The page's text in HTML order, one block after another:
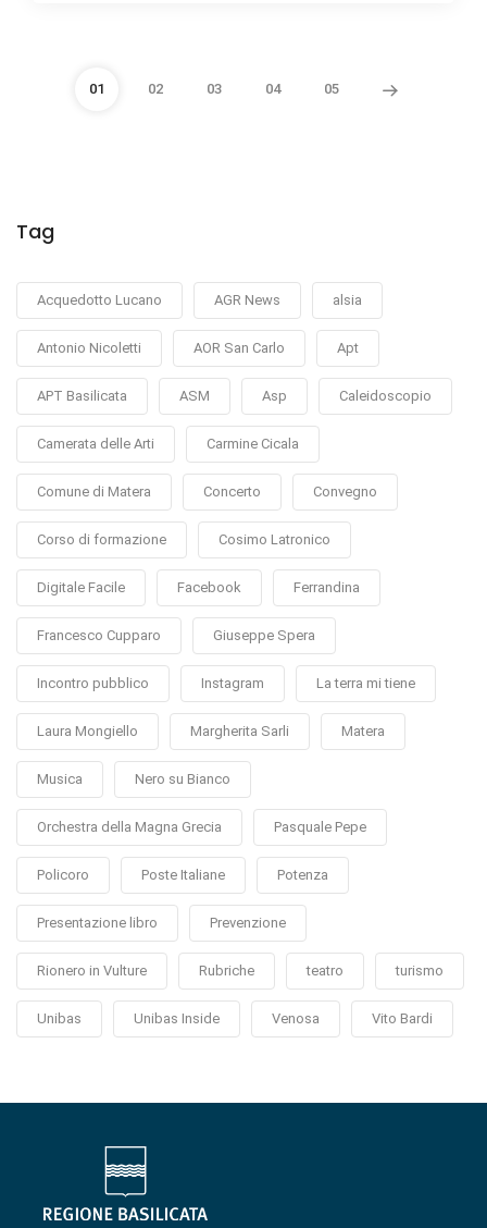
01 02 03 04 05
Tag
Acquedotto Lucano AGR News alsia
Antonio Nicoletti AOR San Carlo Apt
APT Basilicata ASM Asp Caleidoscopio
Camerata delle Arti Carmine Cicala
Comune di Matera Concerto Convegno
Corso di formazione Cosimo Latronico
Digitale Facile Facebook Ferrandina
Francesco Cupparo Giuseppe Spera
Incontro pubblico Instagram La terra mi tiene
Laura Mongiello Margherita Sarli Matera
Musica Nero su Bianco
Orchestra della Magna Grecia Pasquale Pepe
Policoro Poste Italiane Potenza
Presentazione libro Prevenzione
Rionero in Vulture Rubriche teatro turismo
Unibas Unibas Inside Venosa Vito Bardi